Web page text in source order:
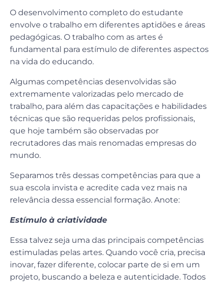
O desenvolvimento completo do estudante
envolve o trabalho em diferentes aptidões e áreas
pedagógicas. O trabalho com as artes é
fundamental para estímulo de diferentes aspectos
na vida do educando.
Algumas competências desenvolvidas são
extremamente valorizadas pelo mercado de
trabalho, para além das capacitações e habilidades
técnicas que são requeridas pelos profissionais,
que hoje também são observadas por
recrutadores das mais renomadas empresas do
mundo.
Separamos três dessas competências para que a
sua escola invista e acredite cada vez mais na
relevância dessa essencial formação. Anote:
Estímulo à criatividade
Essa talvez seja uma das principais competências
estimuladas pelas artes. Quando você cria, precisa
inovar, fazer diferente, colocar parte de si em um
projeto, buscando a beleza e autenticidade. Todos